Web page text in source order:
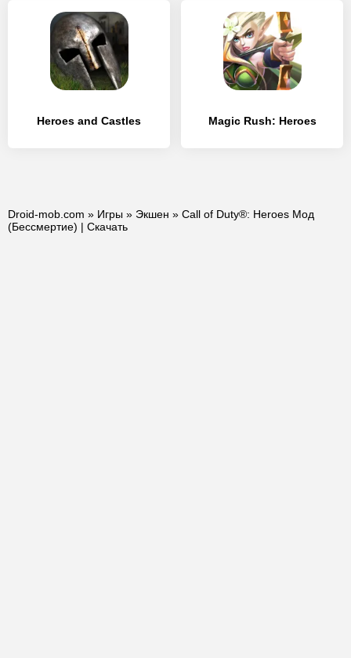
Heroes and Castles Magic Rush: Heroes
Droid-mob.com » Игры » Экшен » Call of Duty®: Heroes Мод
(Бессмертие) | Скачать